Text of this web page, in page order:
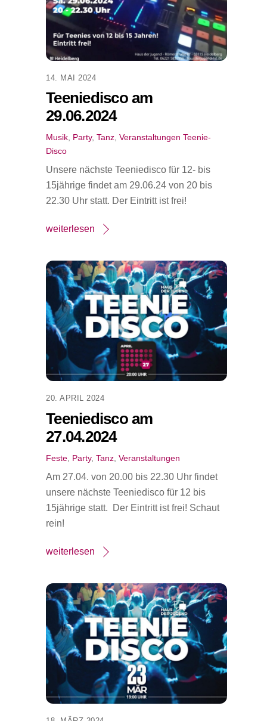
14. MAI 2024
Teeniedisco am
29.06.2024
Musik Party,Tanz ,Veranstaltungen Teenie-
Disco
Unsere nächste Teeniedisco für 12- bis
15jährige findet am 29.06.24 von 20 bis
22.30 Uhr statt. Der Eintritt ist frei!
weiterlesen
20. APRIL 2024
Teeniedisco am
27.04.2024
Feste Party,Tanz ,Veranstaltungen
Am 27.04. von 20.00 bis 22.30 Uhr findet
unsere nächste Teeniedisco für 12 bis
15jährige statt. Der Eintritt ist frei! Schaut
rein!
weiterlesen